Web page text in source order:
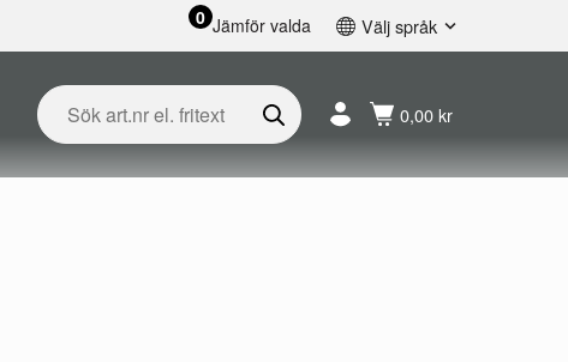
0 Jämför valda Välj språk
Français
Nederlands
0,00 kr